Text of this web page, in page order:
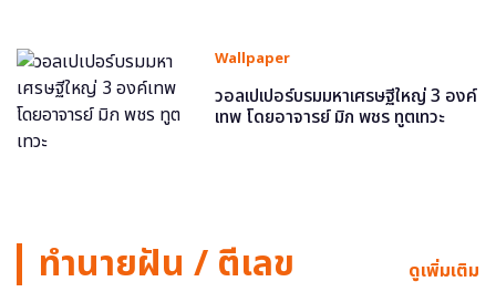
Wallpaper
วอลเปเปอร์บรมมหาเศรษฐีใหญ่ 3 องค์
เทพ โดยอาจารย์ มิก พชร ทูตเทวะ
ทำนายฝัน / ตีเลข ดูเพิ่มเติม